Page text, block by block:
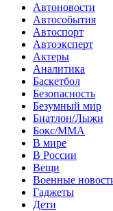
Автоновости
Автособытия
Автоспорт
Автоэксперт
Актеры
Аналитика
Баскетбол
Безопасность
Безумный мир
Биатлон/Лыжи
Бокс/MMA
В мире
В России
Вещи
Военные
Гаджеты
Дети